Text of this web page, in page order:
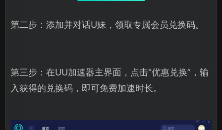
第二步：添加并对话U妹，领取专属会员兑换码。
第三步：在UU加速器主界面，点击“优惠兑换”，输
入获得的兑换码，即可免费加速时长。